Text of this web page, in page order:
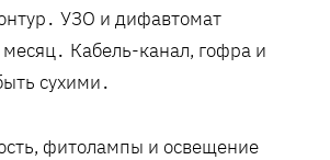
УЗО и дифавтомат
Кабель-канал, гофра и
сухими․
фитолампы и освещение